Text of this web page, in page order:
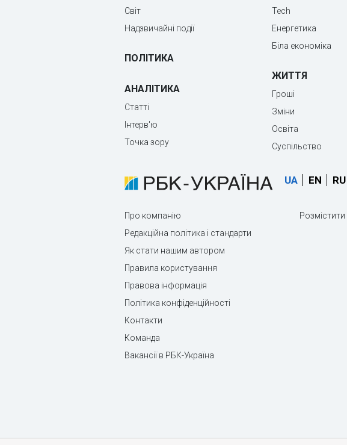
Світ
Надзвичайні події
ПОЛІТИКА
АНАЛІТИКА
Статті
Інтерв'ю
Точка зору
Tech
Енергетика
Біла економіка
ЖИТТЯ
Гроші
Зміни
Освіта
Суспільство
UA EN RU
Про компанію
Редакційна політика і стандарти
Як стати нашим автором
Правила користування
Правова інформація
Політика конфіденційності
Контакти
Команда
Вакансії в РБК-Україна